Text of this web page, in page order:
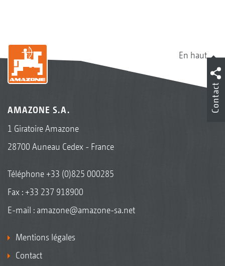
En haut
AMAZONE S.A.
1 Giratoire Amazone
28700 Auneau Cedex - France
Téléphone+33 (0)825 000285
Fax : +33 237 918900
E-mail : amazone@amazone-sa.net
Mentions légales
Contact
Contact